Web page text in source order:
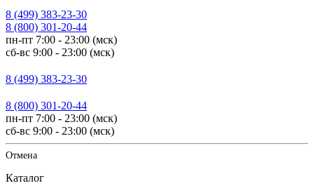
8 (499) 383-23-30
8 (800) 301-20-44
пн-пт 7:00 - 23:00 (мск)
сб-вс 9:00 - 23:00 (мск)
8 (499) 383-23-30
8 (800) 301-20-44
пн-пт 7:00 - 23:00 (мск)
сб-вс 9:00 - 23:00 (мск)
Отмена
Каталог